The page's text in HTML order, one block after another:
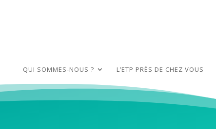
QUI SOMMES-NOUS ? L’ETP PRÈS DE CHEZ VOUS